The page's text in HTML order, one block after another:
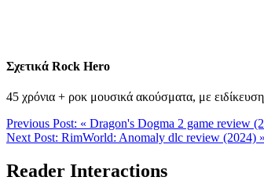
Σχετικά Rock Hero
45 χρόνια + ροκ μουσικά ακούσματα, με
Previous Post: « Dragon's Dogma 2 game review
Next Post: RimWorld: Anomaly dlc review (2024) »
Reader Interactions